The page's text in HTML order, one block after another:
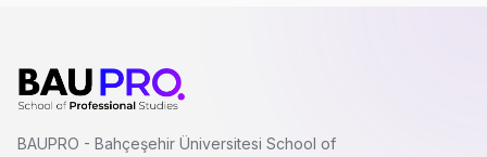
BAUPRO - Bahçeşehir Üniversitesi School of